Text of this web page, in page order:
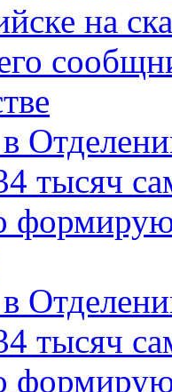
на
тысяч
тысяч